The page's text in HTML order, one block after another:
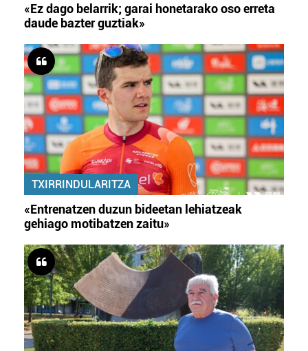
«Ez dago belarrik; garai honetarako oso erreta
daude bazter guztiak»
TXIRRINDULARITZA
«Entrenatzen duzun bideetan lehiatzeak
gehiago motibatzen zaitu»